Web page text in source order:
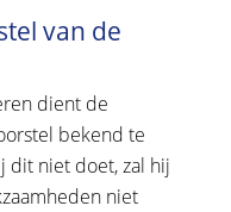
van de
dient de
bekend te
dit niet doet, zal hij
niet